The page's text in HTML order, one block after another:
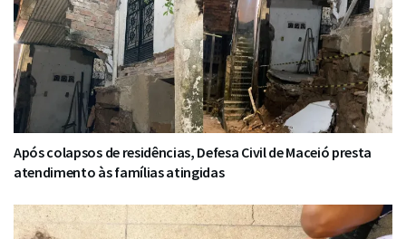
Após colapsos de residências, Defesa Civil de Maceió presta
atendimento às famílias atingidas